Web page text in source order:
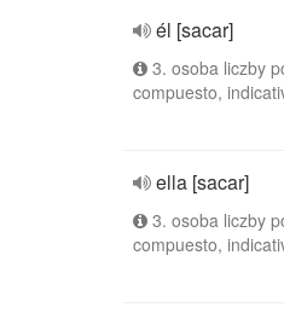
él [sacar]
3. osoba liczby
compuesto,
ella [sacar]
3. osoba liczby
compuesto,